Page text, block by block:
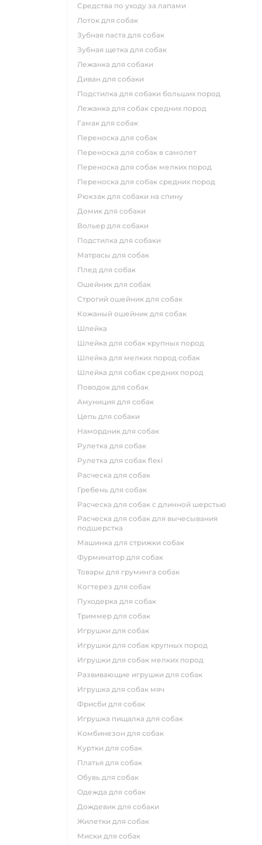
средства по уходу за лапами
лоток для собак
зубная паста для собак
зубная щетка для собак
лежанка для собаки
диван для собаки
подстилка для собаки больших пород
лежанка для собак средних пород
гамак для собак
переноска для собак
переноска для собак в самолет
переноска для собак мелких пород
переноска для собак средних пород
рюкзак для собаки на спину
домик для собаки
вольер для собаки
подстилка для собаки
матрасы для собак
плед для собак
ошейник для собак
строгий ошейник для собак
кожаный ошейник для собак
шлейка
шлейка для собак крупных пород
шлейка для мелких пород собак
шлейка для собак средних пород
поводок для собак
амуниция для собак
цепь для собаки
намордник для собак
рулетка для собак
рулетка для собак flexi
расческа для собак
гребень для собак
расческа для собак с длинной шерстью
расческа для собак для вычесывания
подшерстка
машинка для стрижки собак
фурминатор для собак
товары для груминга собак
когтерез для собак
пуходерка для собак
триммер для собак
игрушки для собак
игрушки для собак крупных пород
игрушки для собак мелких пород
развивающие игрушки для собак
игрушка для собак мяч
фрисби для собак
игрушка пищалка для собак
комбинезон для собак
куртки для собак
платья для собак
обувь для собак
одежда для собак
дождевик для собаки
жилетки для собак
миски для собак